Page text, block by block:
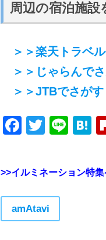
周辺の宿泊施設
＞＞楽天トラベ
＞＞じゃらんで
＞＞JTBでさがす
Twitter
>>イルミネーション特
amAtavi